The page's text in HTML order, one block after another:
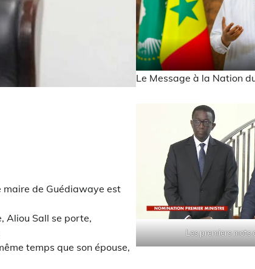
maire de Guédiawaye est
Aliou Sall se porte,
temps que son épouse,
Le Message à la Nation
Les premiers mots